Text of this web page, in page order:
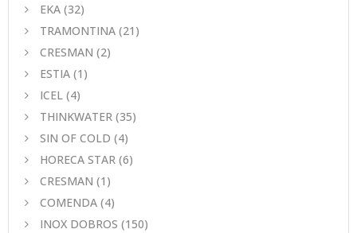
EKA (32)
TRAMONTINA (21)
CRESMAN (2)
ESTIA (1)
ICEL (4)
THINKWATER (35)
SIN OF COLD (4)
HORECA STAR (6)
CRESMAN (1)
COMENDA (4)
INOX DOBROS (150)